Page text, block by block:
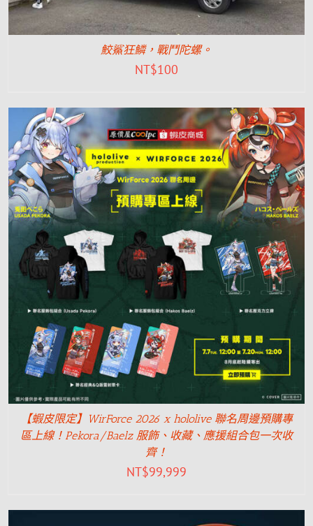
鮫鯊狂鱗，戰鬥陀螺。
NT$100
【蝦皮限定】WirForce 2026 x hololive 聯名周邊預購專
區上線！Pekora/Baelz 服飾、收藏、應援組合包一次收
齊！
NT$99,999